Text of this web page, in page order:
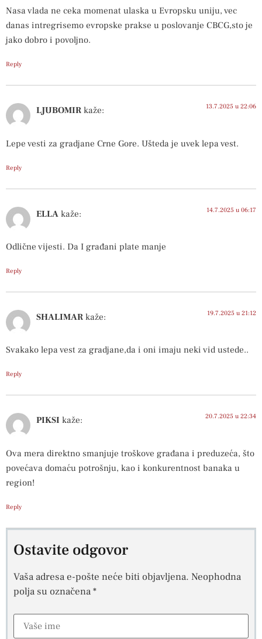
Nasa vlada ne ceka momenat ulaska u Evropsku uniju, vec
danas intregrisemo evropske prakse u poslovanje CBCG,sto je
jako dobro i povoljno.
Reply
LJUBOMIR kaže: 13.7.2025 u 22:06
Lepe vesti za gradjane Crne Gore. Ušteda je uvek lepa vest.
Reply
ELLA kaže: 14.7.2025 u 06:17
Odlične vijesti. Da I građani plate manje
Reply
SHALIMAR kaže: 19.7.2025 u 21:12
Svakako lepa vest za gradjane,da i oni imaju neki vid ustede..
Reply
PIKSI kaže: 20.7.2025 u 22:34
Ova mera direktno smanjuje troškove građana i preduzeća, što
povećava domaću potrošnju, kao i konkurentnost banaka u
region!
Reply
Ostavite odgovor
Vaša adresa e-pošte neće biti objavljena. Neophodna
polja su označena*